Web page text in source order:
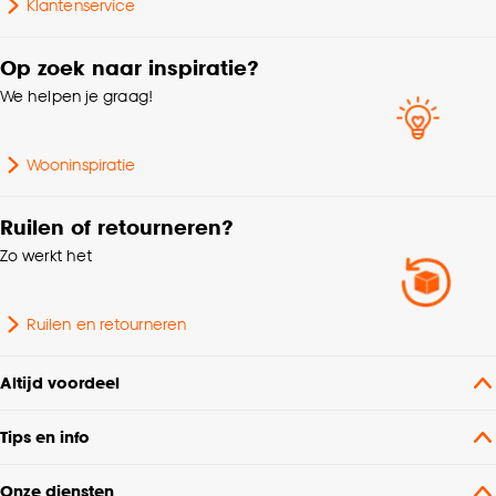
Samenstelling
Kleurtint
Soort stof
Gewicht gram per m2
Handmatig, Elektrisch
Klantenservice
Op zoek naar inspiratie?
We helpen je graag!
Wooninspiratie
Ruilen of retourneren?
Zo werkt het
Ruilen en retourneren
Altijd voordeel
Tips en info
Onze diensten